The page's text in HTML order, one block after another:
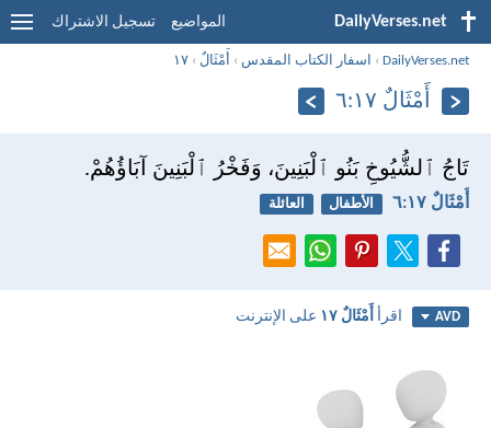
DailyVerses.net المواضيع تسجيل الاشتراك
DailyVerses.net
› اسفار الكتاب المقدس › أَمْثَالٌ ›١٧
أَمْثَالٌ ١٧:‏٦
تَاجُ ٱلشُّيُوخِ بَنُو ٱلْبَنِينَ، وَفَخْرُ ٱلْبَنِينَ آبَاؤُهُمْ.
أَمْثَالٌ ١٧:‏٦ الأطفال العائلة
AVD اقرأأَمْثَالٌ ١٧ على الإنترنت